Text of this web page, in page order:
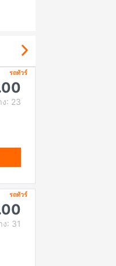
รถทัวร์
: 23
รถทัวร์
: 31